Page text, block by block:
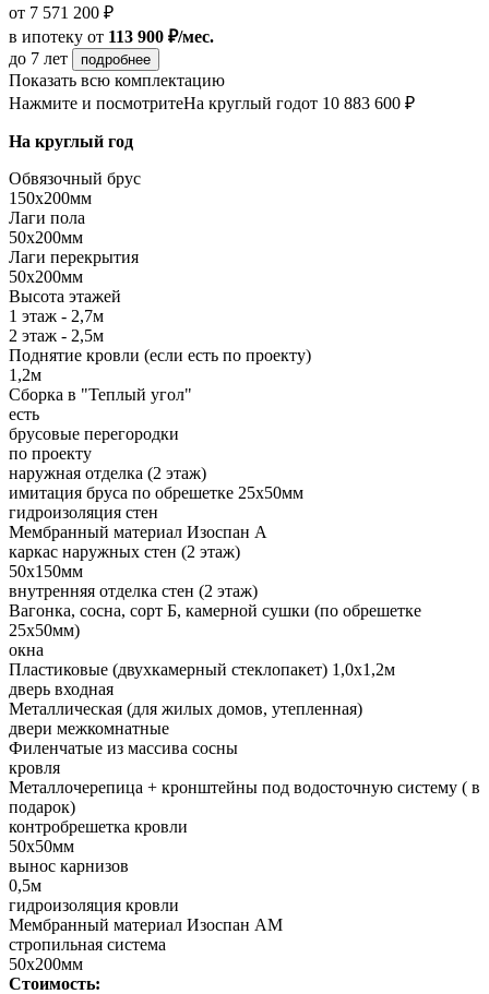
от 7 571 200 ₽
в ипотеку от 113 900 ₽/мес.
до 7 лет
подробнее
Показать всю комплектацию
Нажмите и посмотритеНа круглый годот 10 883 600 ₽
На круглый год
Обвязочный брус
150х200мм
Лаги пола
50х200мм
Лаги перекрытия
50х200мм
Высота этажей
1 этаж - 2,7м
2 этаж - 2,5м
Поднятие кровли (если есть по проекту)
1,2м
Сборка в "Теплый угол"
есть
брусовые перегородки
по проекту
наружная отделка (2 этаж)
имитация бруса по обрешетке 25х50мм
гидроизоляция стен
Мембранный материал Изоспан А
каркас наружных стен (2 этаж)
50х150мм
внутренняя отделка стен (2 этаж)
Вагонка, сосна, сорт Б, камерной сушки (по обрешетке
25х50мм)
окна
Пластиковые (двухкамерный стеклопакет) 1,0х1,2м
дверь входная
Металлическая (для жилых домов, утепленная)
двери межкомнатные
Филенчатые из массива сосны
кровля
Металлочерепица + кронштейны под водосточную систему ( в
подарок)
контробрешетка кровли
50х50мм
вынос карнизов
0,5м
гидроизоляция кровли
Мембранный материал Изоспан АМ
стропильная система
50х200мм
Стоимость: